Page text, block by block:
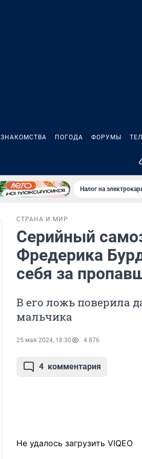
ЗНАКОМСТВА ПОГОДА ФОРУМЫ
Налог на
СТРАНА И МИР
Серийный
Фредерика
себя за
В его ложь поверила
мальчика
25 мая 2024, 18:30 4 876
4 комментария
Не удалось загрузить VIQEO